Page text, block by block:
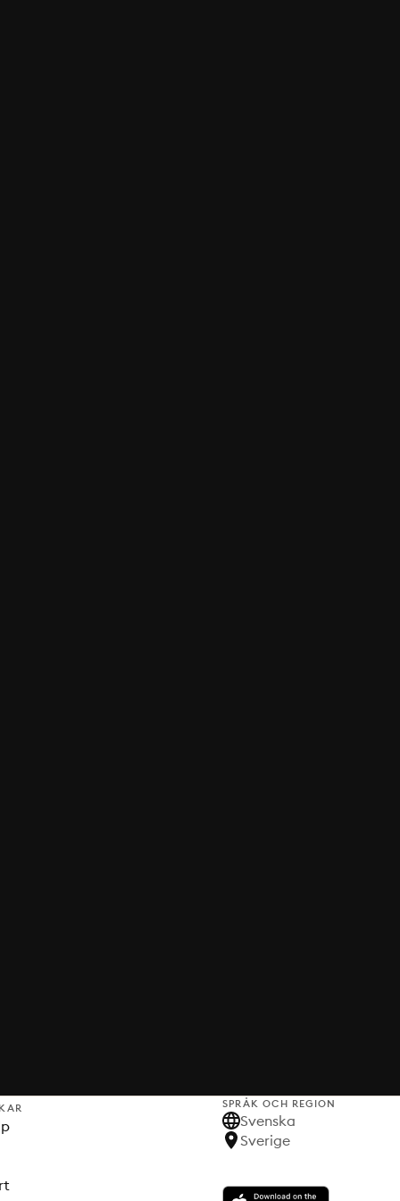
SPRÅK OCH REGION
Svenska
Sverige